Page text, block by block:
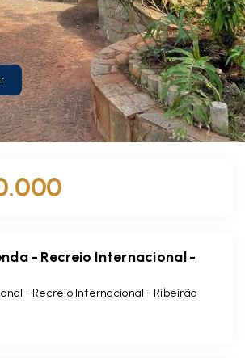
- Recreio Internacional -
- Recreio Internacional - Ribeirão